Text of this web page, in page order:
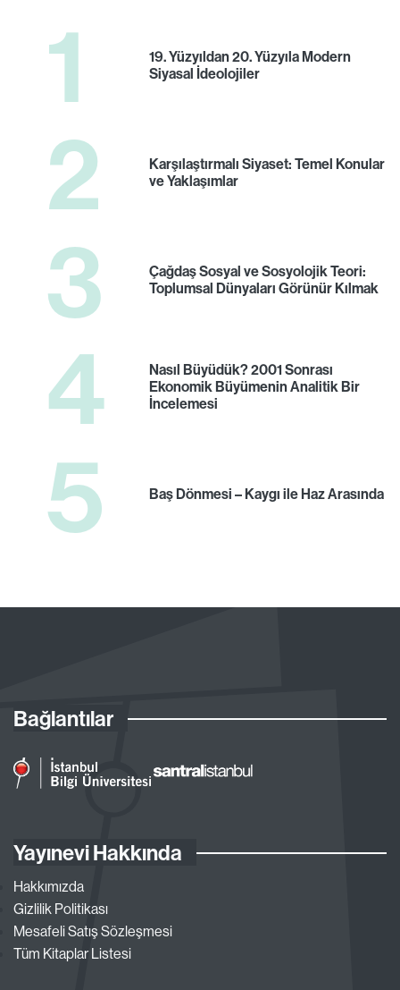
1
19. Yüzyıldan 20. Yüzyıla Modern
Siyasal İdeolojiler
2
Karşılaştırmalı Siyaset: Temel Konular
ve Yaklaşımlar
3
Çağdaş Sosyal ve Sosyolojik Teori:
Toplumsal Dünyaları Görünür Kılmak
4
Nasıl Büyüdük? 2001 Sonrası
Ekonomik Büyümenin Analitik Bir
İncelemesi
5 Baş Dönmesi – Kaygı ile Haz Arasında
Bağlantılar
Yayınevi Hakkında
Hakkımızda
Gizlilik Politikası
Mesafeli Satış Sözleşmesi
Tüm Kitaplar Listesi